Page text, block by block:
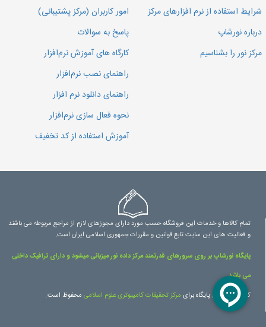
شرایط استفاده از نرم افزارهای مرکز
درباره نورشاپ
مرکز نور را بشناسیم
امور کاربران (مرکز پشتیبانی)
پاسخ به سوالات
کارگاه های آموزش نرم‌افزار
راهنمای نصب نرم‌افزار
راهنمای دانلود نرم افزار
نحوه فعال سازی نرم‌افزار
آموزش استفاده از کد تخفیف
تمام کالاها و خدمات این فروشگاه حسب مورد دارای مجوزهای لازم از مراجع مربوطه می باشند
و فعالیت های این سایت تابع قوانین و مقررات جمهوری اسلامی ایران است.
پایگاه نورشاپ بر روی سرورهای قدرتمند مرکز داده نور میزبانی میشود و دارای ترافیک داخلی
می باشد.
کلیه حقوق این پایگاه برای مرکز تحقیقات کامپیوتری علوم اسلامی محفوظ است.